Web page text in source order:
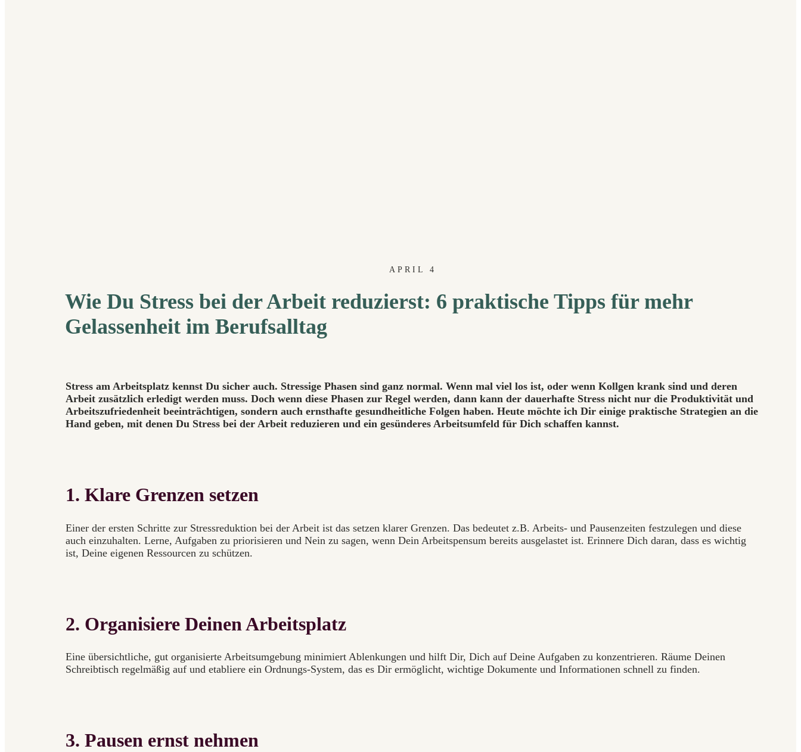
APRIL 4
Wie Du Stress bei der Arbeit reduzierst: 6 praktische Tipps für mehr
Gelassenheit im Berufsalltag
Stress am Arbeitsplatz kennst Du sicher auch. Stressige Phasen sind ganz normal. Wenn mal viel los ist, oder wenn Kollgen krank sind und deren
Arbeit zusätzlich erledigt werden muss. Doch wenn diese Phasen zur Regel werden, dann kann der dauerhafte Stress nicht nur die Produktivität und
Arbeitszufriedenheit beeinträchtigen, sondern auch ernsthafte gesundheitliche Folgen haben. Heute möchte ich Dir einige praktische Strategien an die
Hand geben, mit denen Du Stress bei der Arbeit reduzieren und ein gesünderes Arbeitsumfeld für Dich schaffen kannst.
1. Klare Grenzen setzen
Einer der ersten Schritte zur Stressreduktion bei der Arbeit ist das setzen klarer Grenzen. Das bedeutet z.B. Arbeits- und Pausenzeiten festzulegen und diese
auch einzuhalten. Lerne, Aufgaben zu priorisieren und Nein zu sagen, wenn Dein Arbeitspensum bereits ausgelastet ist. Erinnere Dich daran, dass es wichtig
ist, Deine eigenen Ressourcen zu schützen.
2. Organisiere Deinen Arbeitsplatz
Eine übersichtliche, gut organisierte Arbeitsumgebung minimiert Ablenkungen und hilft Dir, Dich auf Deine Aufgaben zu konzentrieren. Räume Deinen
Schreibtisch regelmäßig auf und etabliere ein Ordnungs-System, das es Dir ermöglicht, wichtige Dokumente und Informationen schnell zu finden.
3. Pausen ernst nehmen